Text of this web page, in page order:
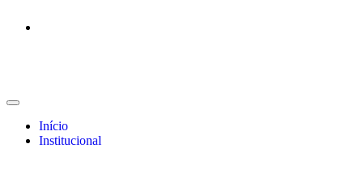
Início
Institucional